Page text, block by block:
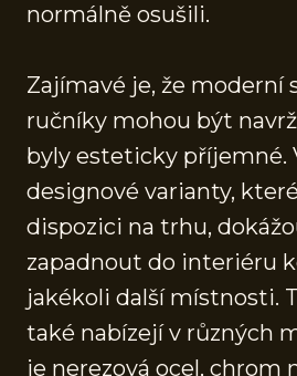
normálně osušili.
Zajímavé je, že moderní
ručníky mohou být
byly esteticky příjemné.
designové varianty,
dispozici na trhu,
zapadnout do interiéru
jakékoli další místnosti.
také nabízejí v různých
je nerezová ocel, chrom